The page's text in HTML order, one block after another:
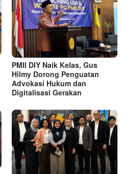
PMII DIY Naik Kelas, Gus
Hilmy Dorong Penguatan
Advokasi Hukum dan
Digitalisasi Gerakan